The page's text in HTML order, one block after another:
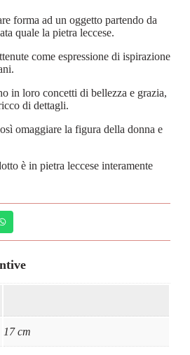
forma ad un oggetto partendo da
quale la pietra leccese.
come espressione di ispirazione
in loro concetti di bellezza e grazia,
di dettagli.
omaggiare la figura della donna e
è in pietra leccese interamente
17 cm